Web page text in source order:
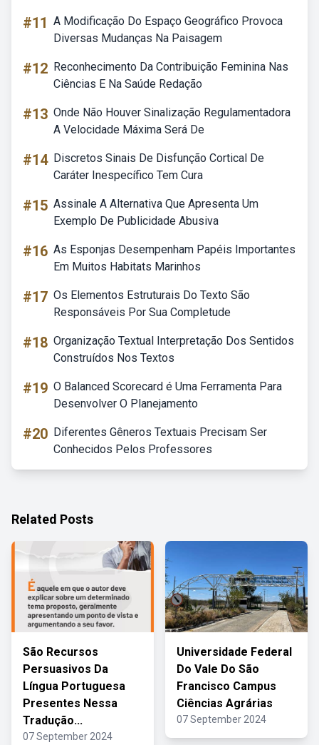
#11 A Modificação Do Espaço Geográfico Provoca
Diversas Mudanças Na Paisagem
#12 Reconhecimento Da Contribuição Feminina Nas
Ciências E Na Saúde Redação
#13 Onde Não Houver Sinalização Regulamentadora
A Velocidade Máxima Será De
#14 Discretos Sinais De Disfunção Cortical De
Caráter Inespecífico Tem Cura
#15 Assinale A Alternativa Que Apresenta Um
Exemplo De Publicidade Abusiva
#16 As Esponjas Desempenham Papéis Importantes
Em Muitos Habitats Marinhos
#17 Os Elementos Estruturais Do Texto São
Responsáveis Por Sua Completude
#18 Organização Textual Interpretação Dos Sentidos
Construídos Nos Textos
#19 O Balanced Scorecard é Uma Ferramenta Para
Desenvolver O Planejamento
#20 Diferentes Gêneros Textuais Precisam Ser
Conhecidos Pelos Professores
Related Posts
São Recursos
Persuasivos Da
Língua Portuguesa
Presentes Nessa
Tradução...
07 September 2024
Universidade Federal
Do Vale Do São
Francisco Campus
Ciências Agrárias
07 September 2024